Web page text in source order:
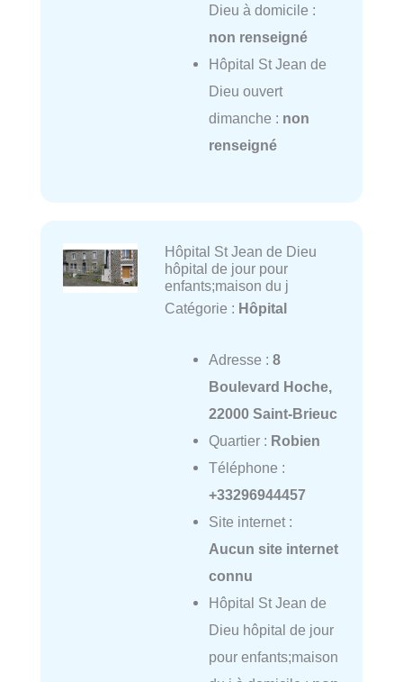
Dieu à domicile :
non renseigné
Hôpital St Jean de
Dieu ouvert
dimanche : non
renseigné
Hôpital St Jean de Dieu
hôpital de jour pour
enfants;maison du j
Catégorie : Hôpital
Adresse : 8
Boulevard Hoche,
22000 Saint-Brieuc
Quartier : Robien
Téléphone :
+33296944457
Site internet :
Aucun site internet
connu
Hôpital St Jean de
Dieu hôpital de jour
pour enfants;maison